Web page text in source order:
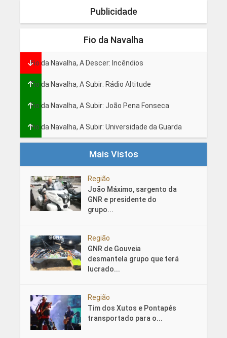
Publicidade
Fio da Navalha
Fio da Navalha, A Descer: Incêndios
Fio da Navalha, A Subir: Rádio Altitude
Fio da Navalha, A Subir: João Pena Fonseca
Fio da Navalha, A Subir: Universidade da Guarda
Mais Vistos
Região
João Máximo, sargento da
GNR e presidente do
grupo...
Região
GNR de Gouveia
desmantela grupo que terá
lucrado...
Região
Tim dos Xutos e Pontapés
transportado para o...